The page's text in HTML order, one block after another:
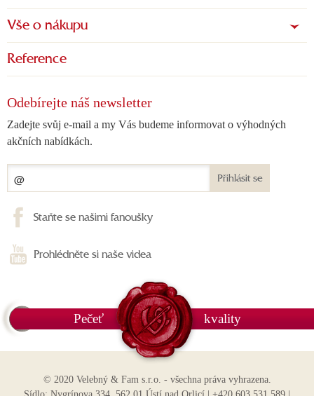
Vše o nákupu
Reference
Odebírejte náš newsletter
Zadejte svůj e-mail a my Vás budeme informovat o výhodných
akčních nabídkách.
Přihlásit se
Staňte se našimi fanoušky
Prohlédněte si naše videa
Pečeť kvality
© 2020 Velebný & Fam s.r.o. - všechna práva vyhrazena.